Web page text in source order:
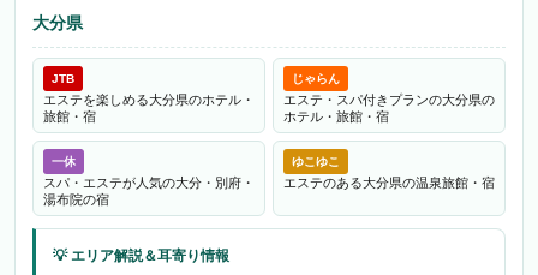
大分県
JTB
エステを楽しめる大分県のホテル・
旅館・宿
じゃらん
エステ・スパ付きプランの大分県の
ホテル・旅館・宿
一休
スパ・エステが人気の大分・別府・
湯布院の宿
ゆこゆこ
エステのある大分県の温泉旅館・宿